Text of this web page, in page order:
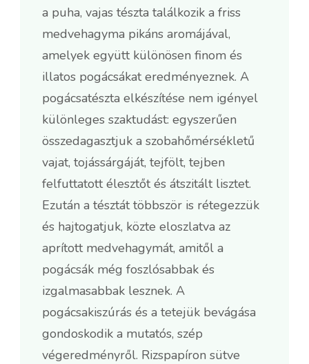
a puha, vajas tészta találkozik a friss
medvehagyma pikáns aromájával,
amelyek együtt különösen finom és
illatos pogácsákat eredményeznek. A
pogácsatészta elkészítése nem igényel
különleges szaktudást: egyszerűen
összedagasztjuk a szobahőmérsékletű
vajat, tojássárgáját, tejfölt, tejben
felfuttatott élesztőt és átszitált lisztet.
Ezután a tésztát többször is rétegezzük
és hajtogatjuk, közte eloszlatva az
aprított medvehagymát, amitől a
pogácsák még foszlósabbak és
izgalmasabbak lesznek. A
pogácsakiszúrás és a tetejük bevágása
gondoskodik a mutatós, szép
végeredményről. Rizspapíron sütve